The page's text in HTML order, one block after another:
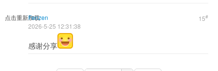
点击重新加载 15#
Fenzen
2026-5-25 12:31:38
感谢分享